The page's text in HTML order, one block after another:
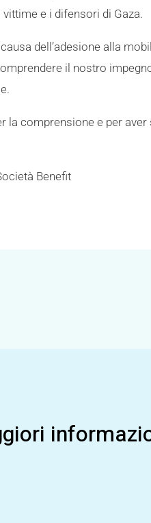
e i difensori di Gaza.
dell’adesione alla
il nostro
la comprensione e per
Benefit